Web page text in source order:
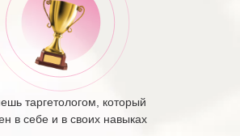
таргетологом, который
в себе и в своих навыках